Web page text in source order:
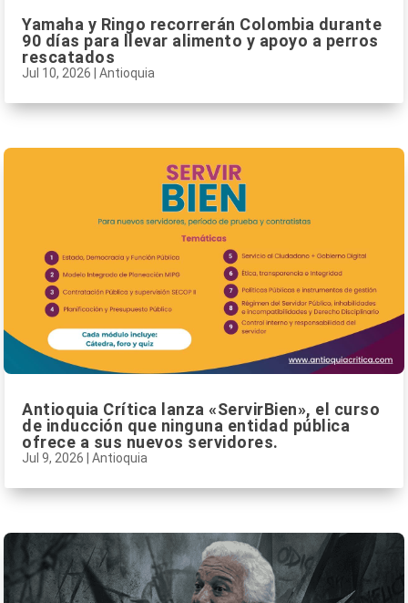
Yamaha y Ringo recorrerán Colombia durante
90 días para llevar alimento y apoyo a perros
rescatados
Jul 10, 2026 Antioquia
Antioquia Crítica lanza «ServirBien», el curso
de inducción que ninguna entidad pública
ofrece a sus nuevos servidores.
Jul 9, 2026 Antioquia